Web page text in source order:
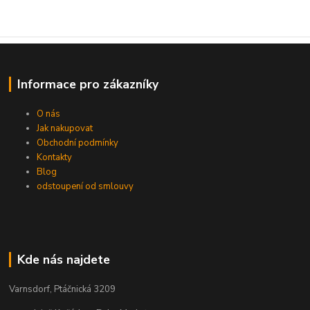
Informace pro zákazníky
O nás
Jak nakupovat
Obchodní podmínky
Kontakty
Blog
odstoupení od smlouvy
Kde nás najdete
Varnsdorf, Ptáčnická 3209